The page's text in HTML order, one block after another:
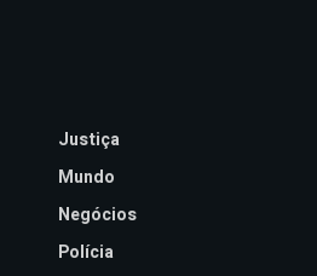
Justiça
Mundo
Negócios
Polícia